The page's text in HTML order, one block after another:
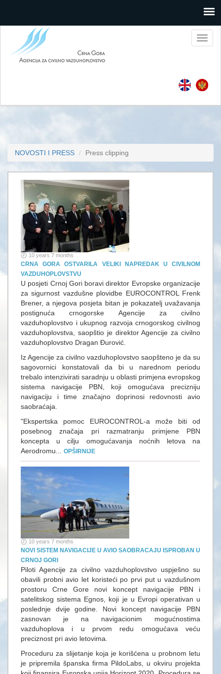
NOVOSTI I PRESS Press clipping
10 years 7 months
CRNA GORA OSTVARILA VELIKI NAPREDAK U CIVILNOM
VAZDUHOPLOVSTVU
U posjeti Crnoj Gori boravi direktor Evropske organizacije
za sigurnost vazdušne plovidbe EUROCONTROL Frenk
Brener, a njegova posjeta bitan je pokazatelj uvažavanja
postignuća crnogorske Agencije za civilno
vazduhoplovstvo i ukupnog razvoja crnogorskog civilnog
vazduhoplovstva, saopštio je direktor Agencije za civilno
vazduhoplovstvo Dragan Đurović.
Iz Agencije za civilno vazduhoplovstvo saopšteno je da su
sagovornici konstatovali da bi u narednom periodu
trebalo intenzivirati saradnju u oblasti primjena evropskog
sistema navigacije PBN, koji omogućava precizniju
navigaciju i time značajno doprinosi redovnosti avio
saobraćaja.
"Ekspertska pomoc EUROCONTROL-a može biti od
posebnog značaja pri razmatranju primjene PBN
koncepta u cilju omogućavanja noćnih letova na
Aerodromu... OPŠIRNIJE
10 years 7 months
NOVI SISTEM NAVIGACIJE U AVIO SAOBRACAJU ISPROBAN U
CRNOJ GORI
Piloti Agencije za civilno vazduhoplovstvo uspješno su
obavili probni avio let koristeći po prvi put u vazdušnom
prostoru Crne Gore novi koncept navigacije PBN i
satelitskog sistema Egnos, koji je u Evropi operativan u
poslednje dvije godine. Novi koncept navigacije PBN
zasnovan je na navigacionim mogućnostima
vazduhoplova i u prvom redu omogućava veću
preciznost pri avio letovima.
Proceduru za slijetanje koja je korišćena u probnom letu
je pripremila španska firma PildoLabs, u okviru projekta